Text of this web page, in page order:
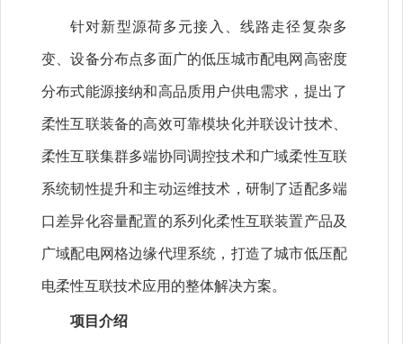
针对新型源荷多元接入、线路走径复杂多
变、设备分布点多面广的低压城市配电网高密度
分布式能源接纳和高品质用户供电需求，提出了
柔性互联装备的高效可靠模块化并联设计技术、
柔性互联集群多端协同调控技术和广域柔性互联
系统韧性提升和主动运维技术，研制了适配多端
口差异化容量配置的系列化柔性互联装置产品及
广域配电网格边缘代理系统，打造了城市低压配
电柔性互联技术应用的整体解决方案。
项目介绍